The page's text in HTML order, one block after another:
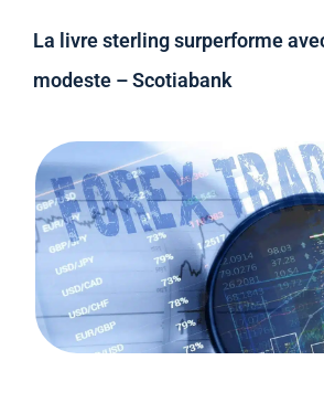
La livre sterling surperforme
modeste – Scotiabank